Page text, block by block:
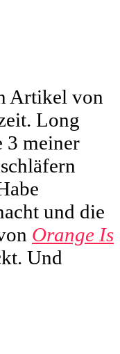
Artikel von
Long
3 meiner
und die
Orange Is
Und